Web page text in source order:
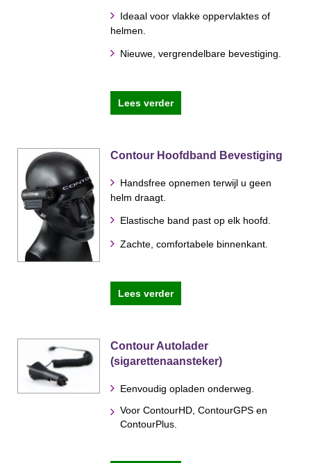
Ideaal voor vlakke oppervlaktes of
helmen.
Nieuwe, vergrendelbare bevestiging.
Lees verder
Contour Hoofdband Bevestiging
Handsfree opnemen terwijl u geen
helm draagt.
Elastische band past op elk hoofd.
Zachte, comfortabele binnenkant.
Lees verder
Contour Autolader
(sigarettenaansteker)
Eenvoudig opladen onderweg.
Voor ContourHD, ContourGPS en
ContourPlus.